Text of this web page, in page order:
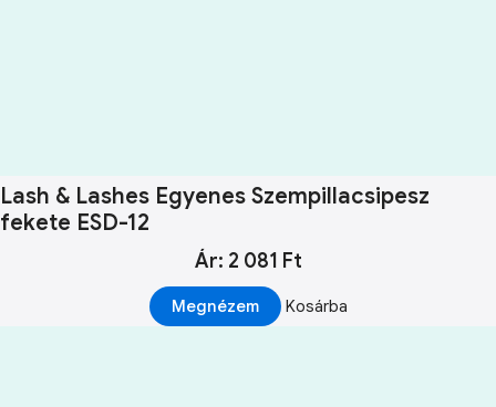
Lash & Lashes Egyenes Szempillacsipesz
fekete ESD-12
Ár: 2 081 Ft
Megnézem Kosárba